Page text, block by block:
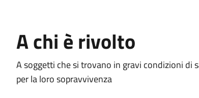
A chi è rivolto
A soggetti che si trovano in gravi condizioni di
per la loro sopravvivenza